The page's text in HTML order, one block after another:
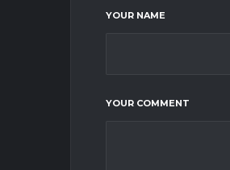
YOUR NAME
YOUR COMMENT